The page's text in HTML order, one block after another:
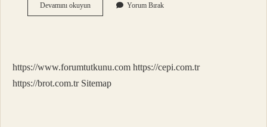
Devamını okuyunBre
Nasıl
Yorum Bırak
https://www.forumtutkunu.com https://cepi.com.tr
https://brot.com.tr Sitemap